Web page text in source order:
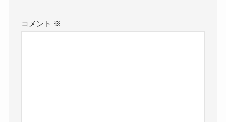
コメント ※